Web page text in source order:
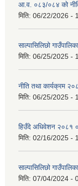
आ.व. ०८३/०८४ को
मिति: 06/22/2026 -
साल्पासिलिछो
मिति: 06/25/2025 -
नीति तथा कार्यक्रम
मिति: 06/25/2025 -
हिउँदे अधिवेशन २०८१
मिति: 02/16/2025 -
साल्पासिलिछो
मिति: 07/04/2024 -